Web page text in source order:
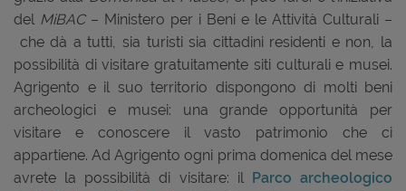
del MiBAC– Ministero per i Beni e le Attività Culturali –
che dà a tutti, sia turisti sia cittadini residenti e non, la
possibilità di visitare gratuitamente siti culturali e musei.
Agrigento e il suo territorio dispongono di molti beni
archeologici e musei: una grande opportunità per
visitare e conoscere il vasto patrimonio che ci
appartiene. Ad Agrigento ogni prima domenica del mese
avrete la possibilità di visitare: il Parco archeologico